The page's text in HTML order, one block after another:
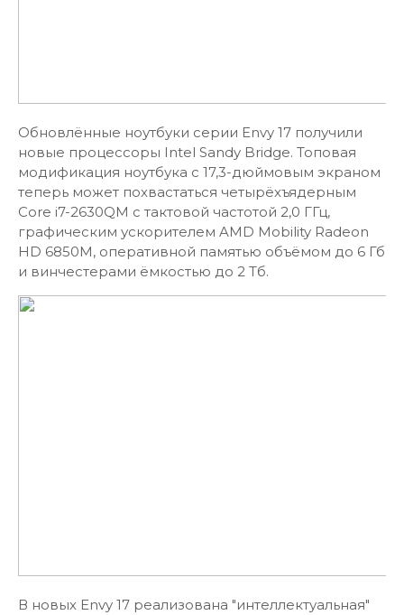
Обновлённые ноутбуки серии Envy 17 получили
новые процессоры Intel Sandy Bridge. Топовая
модификация ноутбука с 17,3-дюймовым экраном
теперь может похвастаться четырёхъядерным
Core i7-2630QM c тактовой частотой 2,0 ГГц,
графическим ускорителем AMD Mobility Radeon
HD 6850M, оперативной памятью объёмом до 6 Гб
и винчестерами ёмкостью до 2 Тб.
В новых Envy 17 реализована "интеллектуальная"